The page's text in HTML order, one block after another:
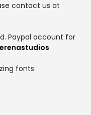
contact us at
Paypal account for
fonts :